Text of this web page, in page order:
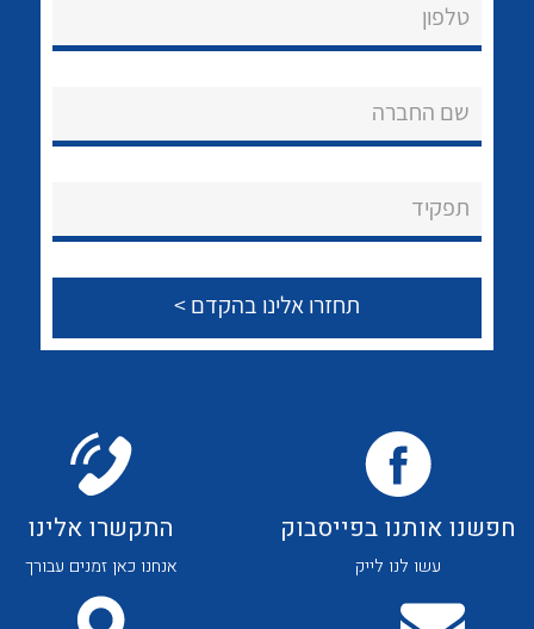
שירותי תמיכה
לכל מוצרי היצרן לכל מוצרי היצרן
לכל מוצרי היצרן לכל מוצרי היצרן
טלפון
שם החברה
תפקיד
חפשנו אותנו בפייסבוק
עשו לנו לייק
התקשרו אלינו
אנחנו כאן זמנים עבורך